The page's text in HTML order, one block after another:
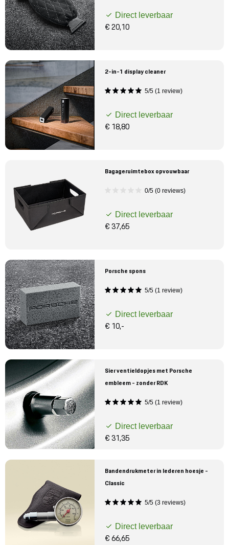
Direct leverbaar
€ 20,10
2-in-1 display cleaner
5/5 (1 review)
Direct leverbaar
€ 18,80
Bagageruimtebox opvouwbaar
0/5 (0 reviews)
Direct leverbaar
€ 37,65
Porsche spons
5/5 (1 review)
Direct leverbaar
€ 10,-
Sier ventieldopjes met Porsche
embleem - zonder RDK
5/5 (1 review)
Direct leverbaar
€ 31,35
Bandendrukmeter in lederen hoesje -
Classic
5/5 (3 reviews)
Direct leverbaar
€ 66,65